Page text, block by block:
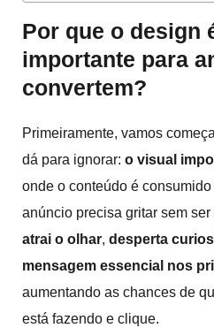
Por que o design
importante para
convertem?
Primeiramente, vamos
dá para ignorar:o visual
onde o conteúdo é
anúncio precisa gritar sem
atrai o olhar,desperta
mensagem essencial nos
aumentando as chances de
está fazendo e clique.